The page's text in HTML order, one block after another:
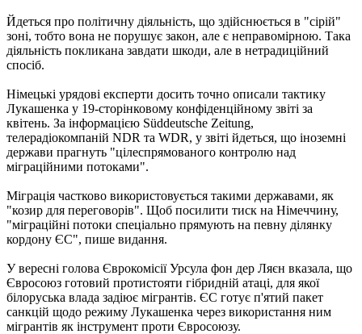
Йдеться про політичну діяльність, що здійснюється в "сірій"
зоні, тобто вона не порушує закон, але є неправомірною. Така
діяльність покликана завдати шкоди, але в нетрадиційний
спосіб.
Німецькі урядові експерти досить точно описали тактику
Лукашенка у 19-сторінковому конфіденційному звіті за
квітень. За інформацією Süddeutsche Zeitung,
телерадіокомпаній NDR та WDR, у звіті йдеться, що іноземні
держави прагнуть "цілеспрямованого контролю над
міграційними потоками".
Міграція частково використовується такими державами, як
"козир для переговорів". Щоб посилити тиск на Німеччину,
"міграційні потоки спеціально прямують на певну ділянку
кордону ЄС", пише видання.
У вересні голова Єврокомісії Урсула фон дер Ляєн вказала, що
Євросоюз готовий протистояти гібридній атаці, для якої
білоруська влада задіює мігрантів. ЄС готує п'ятий пакет
санкцій щодо режиму Лукашенка через використання ним
мігрантів як інструмент проти Євросоюзу.